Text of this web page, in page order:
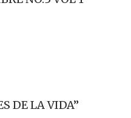
DE LA VIDA”